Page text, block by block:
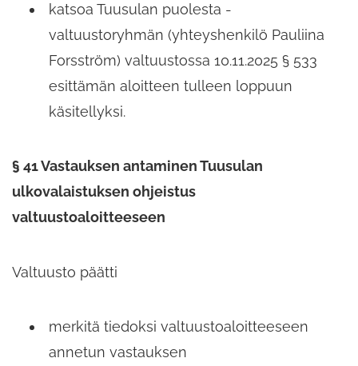
katsoa Tuusulan puolesta -
valtuustoryhmän (yhteyshenkilö Pauliina
Forsström) valtuustossa 10.11.2025 § 533
esittämän aloitteen tulleen loppuun
käsitellyksi.
§ 41 Vastauksen antaminen Tuusulan
ulkovalaistuksen ohjeistus
valtuustoaloitteeseen
Valtuusto päätti
merkitä tiedoksi valtuustoaloitteeseen
annetun vastauksen